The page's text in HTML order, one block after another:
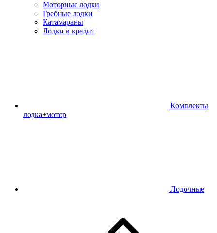
Моторные лодки
Гребные лодки
Катамараны
Лодки в кредит
Комплекты
лодка+мотор
Лодочные